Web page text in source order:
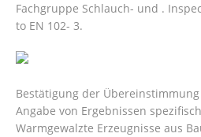
Fachgruppe Schlauch- und .
to EN 102- 3.
Bestätigung der
Angabe von Ergebnissen
Warmgewalzte Erzeugnisse aus